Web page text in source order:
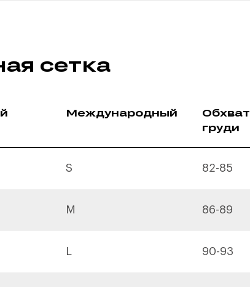
сетка
Международный
Обхват
груди
S 82-85
M 86-89
L 90-93